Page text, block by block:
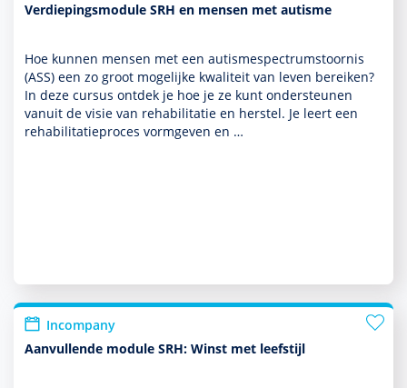
Verdiepingsmodule SRH en mensen met autisme
Hoe kunnen mensen met een autisme­spectrum­stoor­nis
(ASS) een zo groot moge­lijke kwaliteit van leven bereiken?
In deze cursus ontdek je hoe je ze kunt onder­steunen
vanuit de visie van rehabi­li­ta­tie en herstel. Je leert een
rehabi­li­ta­tieproces vorm­geven en …
Incompany
Aanvullende module SRH: Winst met leefstijl